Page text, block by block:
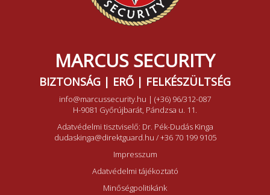
MARCUS SECURITY
BIZTONSÁG | ERŐ | FELKÉSZÜLTSÉG
info@marcussecurity.hu | (+36) 96/312-087
H-9081 Győrújbarát, Pándzsa u. 11.
Adatvédelmi tisztviselő: Dr. Pék-Dudás Kinga
dudaskinga@direktguard.hu /+36 70 199 9105
Impresszum
Adatvédelmi tájékoztató
Minőségpolitikánk